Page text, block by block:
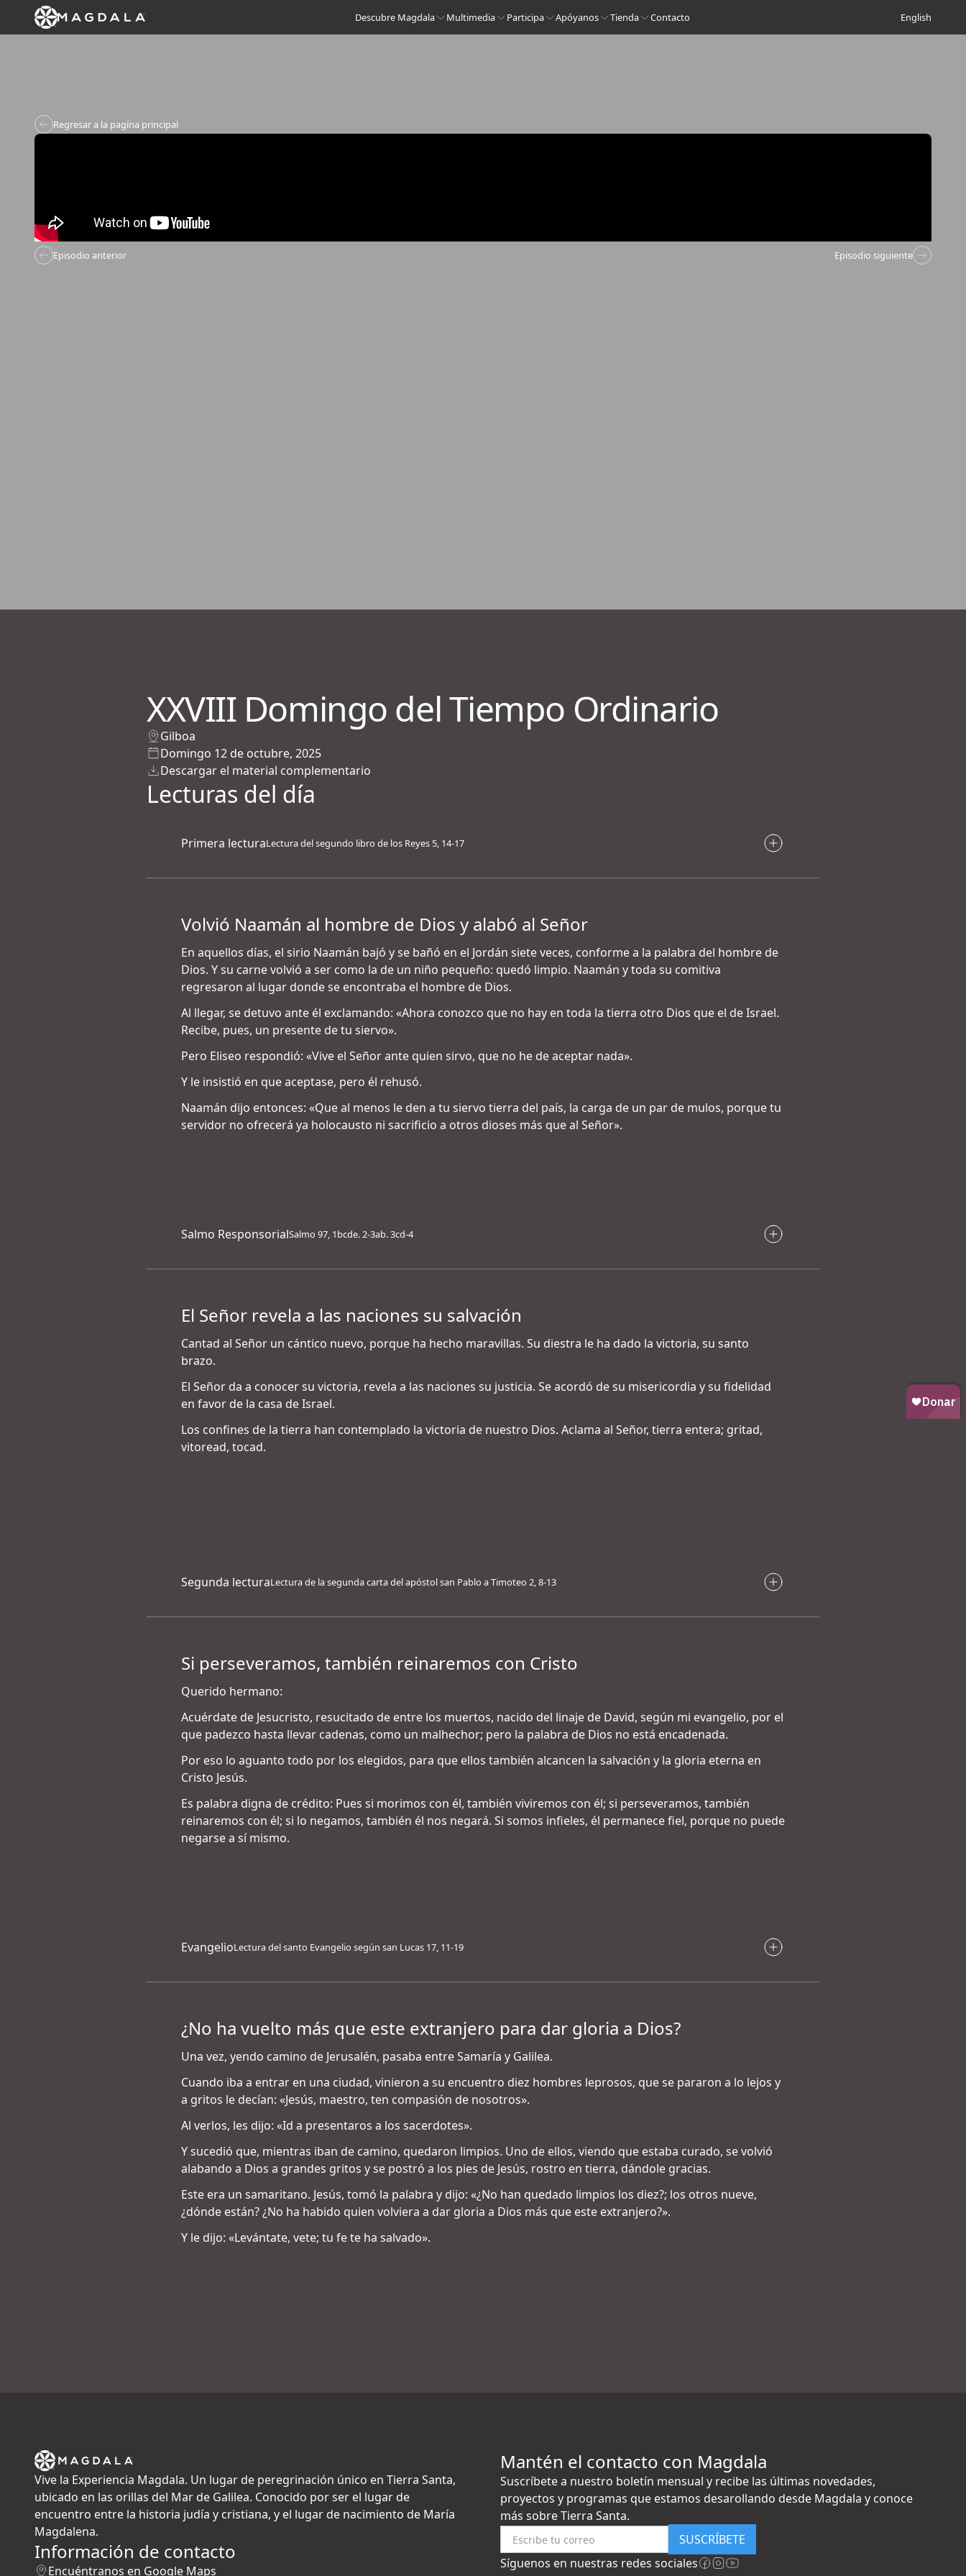
Descubre Magdala Multimedia Participa Apóyanos Tienda Contacto English
Regresar a la pagína principal
Episodio anterior Episodio siguiente
XXVIII Domingo del Tiempo Ordinario
Gilboa
Domingo 12 de octubre, 2025
Descargar el material complementario
Lecturas del día
Primera lecturaLectura del segundo libro de los Reyes 5, 14-17
Volvió Naamán al hombre de Dios y alabó al Señor
En aquellos días, el sirio Naamán bajó y se bañó en el Jordán siete veces, conforme a la palabra del hombre de
Dios. Y su carne volvió a ser como la de un niño pequeño: quedó limpio. Naamán y toda su comitiva
regresaron al lugar donde se encontraba el hombre de Dios.
Al llegar, se detuvo ante él exclamando: «Ahora conozco que no hay en toda la tierra otro Dios que el de Israel.
Recibe, pues, un presente de tu siervo».
Pero Eliseo respondió: «Vive el Señor ante quien sirvo, que no he de aceptar nada».
Y le insistió en que aceptase, pero él rehusó.
Naamán dijo entonces: «Que al menos le den a tu siervo tierra del país, la carga de un par de mulos, porque tu
servidor no ofrecerá ya holocausto ni sacrificio a otros dioses más que al Señor».
Salmo ResponsorialSalmo 97, 1bcde. 2-3ab. 3cd-4
El Señor revela a las naciones su salvación
Cantad al Señor un cántico nuevo, porque ha hecho maravillas. Su diestra le ha dado la victoria, su santo
brazo.
El Señor da a conocer su victoria, revela a las naciones su justicia. Se acordó de su misericordia y su fidelidad
en favor de la casa de Israel.
Los confines de la tierra han contemplado la victoria de nuestro Dios. Aclama al Señor, tierra entera; gritad,
vitoread, tocad.
Segunda lecturaLectura de la segunda carta del apóstol san Pablo a Timoteo 2, 8-13
Si perseveramos, también reinaremos con Cristo
Querido hermano:
Acuérdate de Jesucristo, resucitado de entre los muertos, nacido del linaje de David, según mi evangelio, por el
que padezco hasta llevar cadenas, como un malhechor; pero la palabra de Dios no está encadenada.
Por eso lo aguanto todo por los elegidos, para que ellos también alcancen la salvación y la gloria eterna en
Cristo Jesús.
Es palabra digna de crédito: Pues si morimos con él, también viviremos con él; si perseveramos, también
reinaremos con él; si lo negamos, también él nos negará. Si somos infieles, él permanece fiel, porque no puede
negarse a sí mismo.
EvangelioLectura del santo Evangelio según san Lucas 17, 11-19
¿No ha vuelto más que este extranjero para dar gloria a Dios?
Una vez, yendo camino de Jerusalén, pasaba entre Samaría y Galilea.
Cuando iba a entrar en una ciudad, vinieron a su encuentro diez hombres leprosos, que se pararon a lo lejos y
a gritos le decían: «Jesús, maestro, ten compasión de nosotros».
Al verlos, les dijo: «Id a presentaros a los sacerdotes».
Y sucedió que, mientras iban de camino, quedaron limpios. Uno de ellos, viendo que estaba curado, se volvió
alabando a Dios a grandes gritos y se postró a los pies de Jesús, rostro en tierra, dándole gracias.
Este era un samaritano. Jesús, tomó la palabra y dijo: «¿No han quedado limpios los diez?; los otros nueve,
¿dónde están? ¿No ha habido quien volviera a dar gloria a Dios más que este extranjero?».
Y le dijo: «Levántate, vete; tu fe te ha salvado».
Vive la Experiencia Magdala. Un lugar de peregrinación único en Tierra Santa,
ubicado en las orillas del Mar de Galilea. Conocido por ser el lugar de
encuentro entre la historia judía y cristiana, y el lugar de nacimiento de María
Magdalena.
Información de contacto
Encuéntranos en Google Maps
Mantén el contacto con Magdala
Suscríbete a nuestro boletín mensual y recibe las últimas novedades,
proyectos y programas que estamos desarollando desde Magdala y conoce
más sobre Tierra Santa.
SUSCRÍBETE
Síguenos en nuestras redes sociales